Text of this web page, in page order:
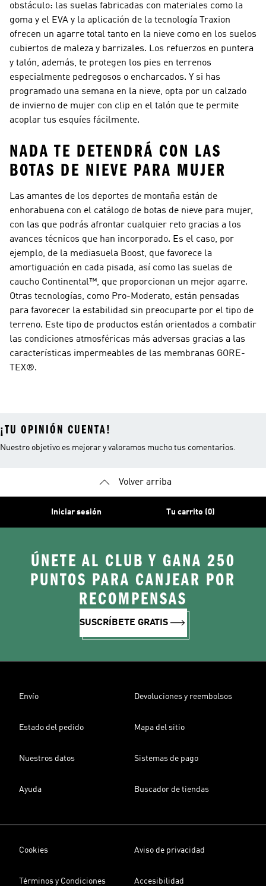
obstáculo: las suelas fabricadas con materiales como la
goma y el EVA y la aplicación de la tecnología Traxion
ofrecen un agarre total tanto en la nieve como en los suelos
cubiertos de maleza y barrizales. Los refuerzos en puntera
y talón, además, te protegen los pies en terrenos
especialmente pedregosos o encharcados. Y si has
programado una semana en la nieve, opta por un calzado
de invierno de mujer con clip en el talón que te permite
acoplar tus esquíes fácilmente.
NADA TE DETENDRÁ CON LAS
BOTAS DE NIEVE PARA MUJER
Las amantes de los deportes de montaña están de
enhorabuena con el catálogo de botas de nieve para mujer,
con las que podrás afrontar cualquier reto gracias a los
avances técnicos que han incorporado. Es el caso, por
ejemplo, de la mediasuela Boost, que favorece la
amortiguación en cada pisada, así como las suelas de
caucho Continental™, que proporcionan un mejor agarre.
Otras tecnologías, como Pro-Moderato, están pensadas
para favorecer la estabilidad sin preocuparte por el tipo de
terreno. Este tipo de productos están orientados a combatir
las condiciones atmosféricas más adversas gracias a las
características impermeables de las membranas GORE-
TEX®.
¡TU OPINIÓN CUENTA!
Nuestro objetivo es mejorar y valoramos mucho tus comentarios.
Volver arriba
Iniciar sesión Tu carrito (0)
ÚNETE AL CLUB Y GANA 250
PUNTOS PARA CANJEAR POR
RECOMPENSAS
SUSCRÍBETE GRATIS
Envío Devoluciones y reembolsos
Estado del pedido Mapa del sitio
Nuestros datos Sistemas de pago
Ayuda Buscador de tiendas
Cookies Aviso de privacidad
Términos y Condiciones Accesibilidad